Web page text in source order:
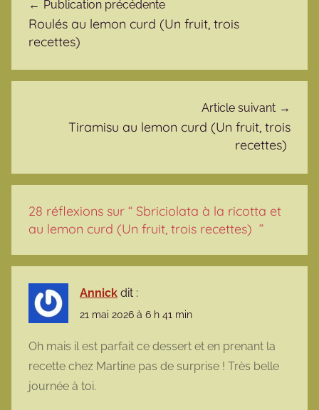
Publication précédente
Roulés au lemon curd (Un fruit, trois
recettes)
Article suivant
Tiramisu au lemon curd (Un fruit, trois
recettes)
28 réflexions sur “ Sbriciolata à la ricotta et
au lemon curd (Un fruit, trois recettes) ”
Annick dit :
21 mai 2026 à 6 h 41 min
Oh mais il est parfait ce dessert et en prenant la
recette chez Martine pas de surprise ! Très belle
journée à toi.